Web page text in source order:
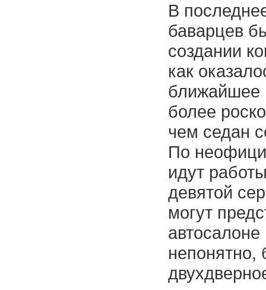
В
баварцев
создании
как
ближайшее
более
чем седан
По
идут
девятой
могут
непонятно,